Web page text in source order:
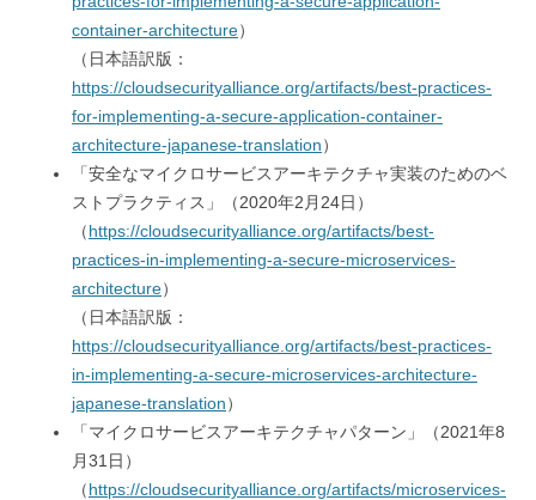
container-architecture）
（日本語訳版：
https://cloudsecurityalliance.org/artifacts/best-practices-
for-implementing-a-secure-application-container-
architecture-japanese-translation）
「安全なマイクロサービスアーキテクチャ実装のためのベ
ストプラクティス」（2020年2月24日）
（https://cloudsecurityalliance.org/artifacts/best-
practices-in-implementing-a-secure-microservices-
architecture）
（日本語訳版：
https://cloudsecurityalliance.org/artifacts/best-practices-
in-implementing-a-secure-microservices-architecture-
japanese-translation）
「マイクロサービスアーキテクチャパターン」（2021年8
月31日）
（https://cloudsecurityalliance.org/artifacts/microservices-